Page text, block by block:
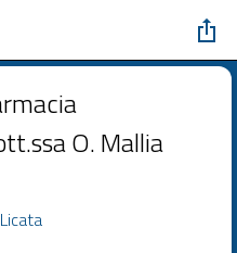
O. Mallia